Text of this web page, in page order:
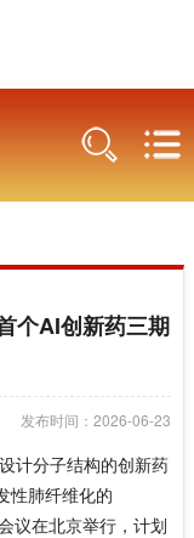
个AI创新药三期
发布时间：2026-06-23
计分子结构的创新药‌
性肺纤维化的
议在北京举行，计划